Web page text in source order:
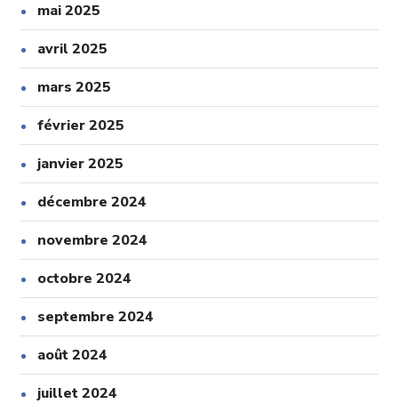
mai 2025
avril 2025
mars 2025
février 2025
janvier 2025
décembre 2024
novembre 2024
octobre 2024
septembre 2024
août 2024
juillet 2024